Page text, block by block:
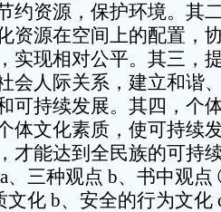
约资源，保护环境。其
资源在空间上的配置，
实现相对公平。其三，
会人际关系，建立和谐
可持续发展。其四，个
体文化素质，使可持续
才能达到全民族的可持
、三种观点 b、书中观
文化 b、安全的行为文化